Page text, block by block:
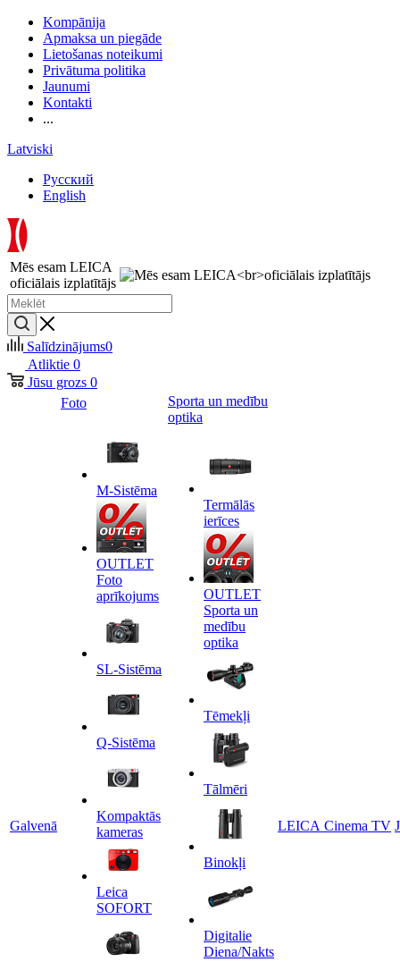
Kompānija
Apmaksa un piegāde
Lietošanas noteikumi
Privātuma politika
Jaunumi
Kontakti
...
Latviski
Русский
English
Mēs esam LEICA
oficiālais izplatītājs
Salīdzinājums0
Atliktie 0
Jūsu grozs 0
Galvenā
Foto
M-Sistēma
OUTLET
Foto
aprīkojums
SL-Sistēma
Q-Sistēma
Kompaktās
kameras
Leica
SOFORT
Sporta un medību
optika
Termālās
ierīces
OUTLET
Sporta un
medību
optika
Tēmekļi
Tālmēri
Binokļi
Digitalie
Diena/Nakts
LEICA Cinema TV